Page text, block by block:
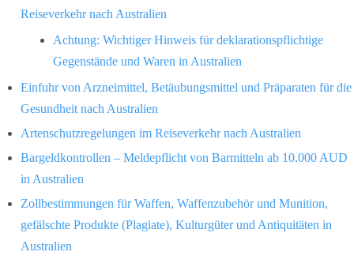
Reiseverkehr nach Australien
Achtung: Wichtiger Hinweis für deklarationspflichtige
Gegenstände und Waren in Australien
Einfuhr von Arzneimittel, Betäubungsmittel und Präparaten für die
Gesundheit nach Australien
Artenschutzregelungen im Reiseverkehr nach Australien
Bargeldkontrollen – Meldepflicht von Barmitteln ab 10.000 AUD
in Australien
Zollbestimmungen für Waffen, Waffenzubehör und Munition,
gefälschte Produkte (Plagiate), Kulturgüter und Antiquitäten in
Australien